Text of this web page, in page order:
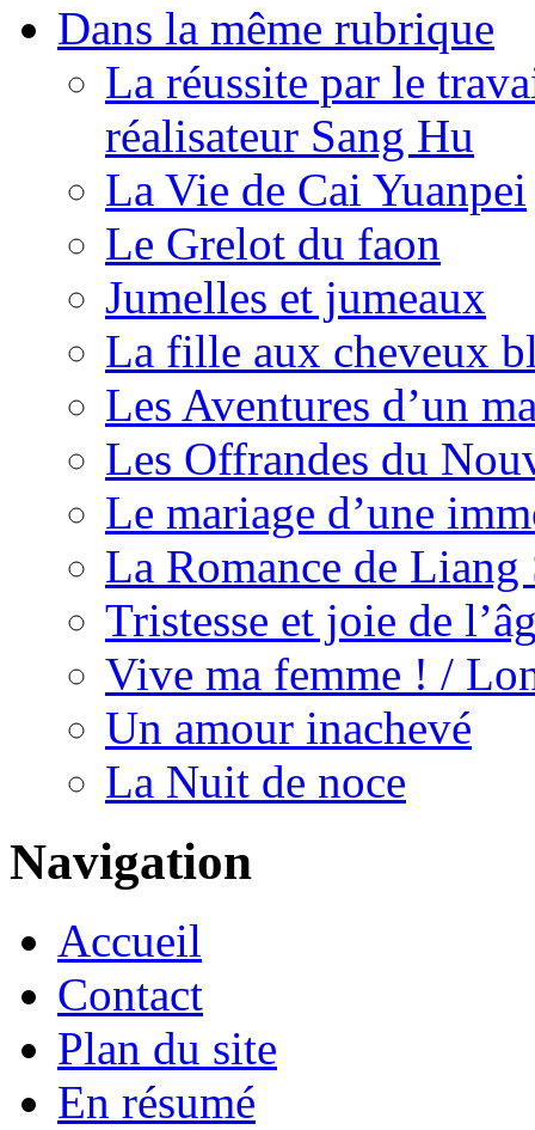
Dans la même rubrique
La réussite par le
réalisateur Sang Hu
La Vie de Cai Yuanpei
Le Grelot du faon
Jumelles et jumeaux
La fille aux cheveux
Les Aventures d’un
Les Offrandes du
Le mariage d’une
La Romance de
Tristesse et joie de
Vive ma femme ! /
Un amour inachevé
La Nuit de noce
Navigation
Accueil
Contact
Plan du site
En résumé